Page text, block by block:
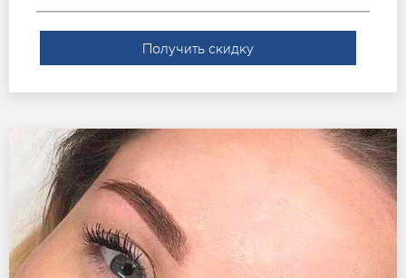
Получить скидку